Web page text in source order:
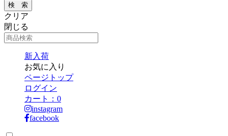
クリア
閉じる
新入荷
お気に入り
ページトップ
ログイン
カート： 0
instagram
facebook